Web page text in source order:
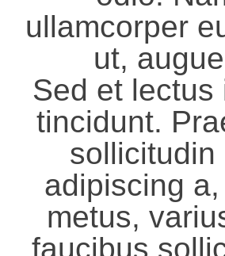
ullamcorper
ut,
Sed et lectus
tincidunt.
sollicitudin
adipiscing
metus,
faucibus